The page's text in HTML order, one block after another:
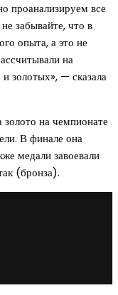
проанализируем все
забывайте, что в
опыта, а это не
на
золотых», — сказала
на чемпионате
В финале она
медали завоевали
(бронза).